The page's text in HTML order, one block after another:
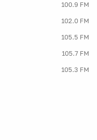
100.9 FM
102.0 FM
105.5 FM
105.7 FM
105.3 FM